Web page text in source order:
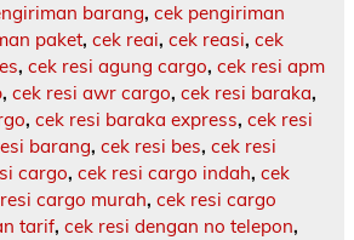
barang, cek pengiriman
paket, cek reai, cek reasi, cek
, cek resi agung cargo, cek resi apm
, cek resi awr cargo, cek resi baraka,
, cek resi baraka express, cek resi
barang, cek resi bes, cek resi
cargo, cek resi cargo indah, cek
cargo murah, cek resi cargo
tarif, cek resi dengan no telepon,